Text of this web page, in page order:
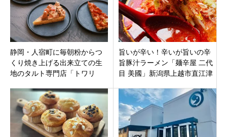
静岡・人宿町に毎朝粉からつ
くり焼き上げる出来立ての生
地のタルト専門店「トワリ
がオープン！
旨いが辛い！辛いが旨いの辛
旨豚汁ラーメン「麺辛屋 二代
目 美國」新潟県上越市直江津
ンです。